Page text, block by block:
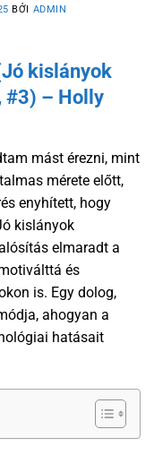
BỞI ADMIN
kislányok
#3) – Holly
mást érezni, mint
mérete előtt,
enyhített, hogy
kislányok
elmaradt a
és
is. Egy dolog,
ahogyan a
hatásait